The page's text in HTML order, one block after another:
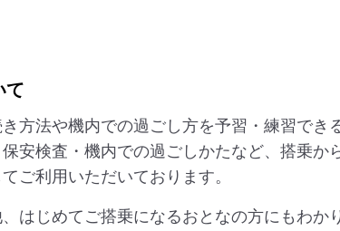
て
方法や機内での過ごし方を予習・練習でき
安検査・機内での過ごしかたなど、搭乗
ご利用いただいております。
はじめてご搭乗になるおとなの方にもわか